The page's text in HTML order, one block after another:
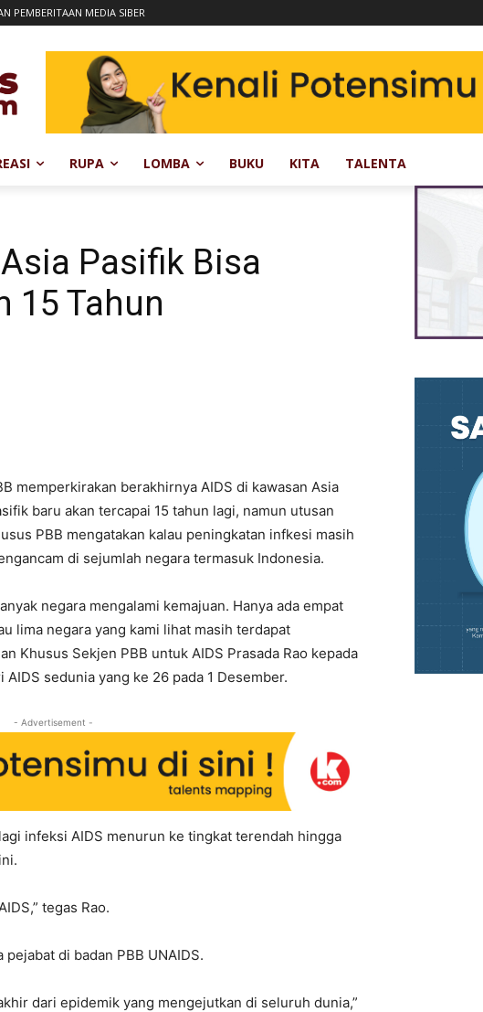
PEMBERITAAN MEDIA SIBER
RUPA LOMBA BUKU KITA TALENTA
Pasifik Bisa
15 Tahun
memperkirakan berakhirnya AIDS di kawasan Asia
baru akan tercapai 15 tahun lagi, namun utusan
PBB mengatakan kalau peningkatan infkesi masih
di sejumlah negara termasuk Indonesia.
negara mengalami kemajuan. Hanya ada empat
lima negara yang kami lihat masih terdapat
Khusus Sekjen PBB untuk AIDS Prasada Rao kepada
sedunia yang ke 26 pada 1 Desember.
- Advertisement -
infeksi AIDS menurun ke tingkat terendah hingga
tegas Rao.
di badan PBB UNAIDS.
dari epidemik yang mengejutkan di seluruh dunia,”